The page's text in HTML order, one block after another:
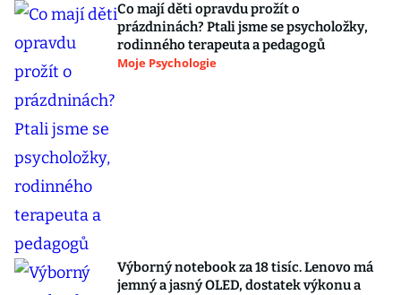
Co mají děti opravdu prožít o
prázdninách? Ptali jsme se psycholožky,
rodinného terapeuta a pedagogů
Moje Psychologie
Výborný notebook za 18 tisíc. Lenovo má
jemný a jasný OLED, dostatek výkonu a